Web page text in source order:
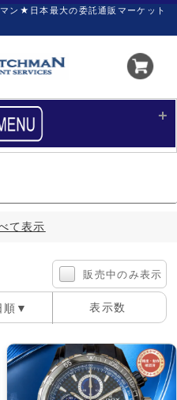
ン★日本最大の委託通販マーケット
売りたい
マイページ
価格ダウン
ブログ・特集記事
て表示
販売中のみ表示
順▼ 表示数
40件
60件
100件